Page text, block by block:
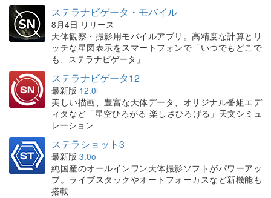
ステラナビゲータ・モバイル
8月4日 リリース
天体観察・撮影用モバイルアプリ。高精度な計算とリ
ッチな星図表示をスマートフォンで「いつでもどこで
も、ステラナビゲータ」
ステラナビゲータ12
最新版 12.0i
美しい描画、豊富な天体データ、オリジナル番組エデ
ィタなど「星空ひろがる 楽しさひろげる」天文シミュ
レーション
ステラショット3
最新版 3.0o
純国産のオールインワン天体撮影ソフトがパワーアッ
プ。ライブスタックやオートフォーカスなど新機能も
搭載